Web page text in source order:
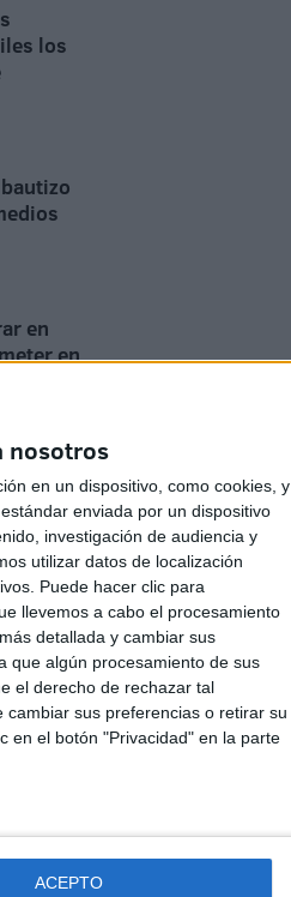
nosotros
en un dispositivo, como cookies, y
enviada por un dispositivo
investigación de audiencia y
utilizar datos de localización
Puede hacer clic para
llevemos a cabo el procesamiento
detallada y cambiar sus
que algún procesamiento de sus
el derecho de rechazar tal
sus preferencias o retirar su
en el botón "Privacidad" en la parte
ACEPTO
los
en
en